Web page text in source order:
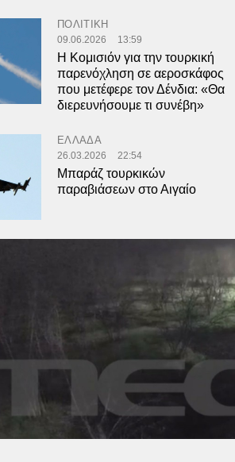
ΠΟΛΙΤΙΚΗ
09.06.2026 13:59
Η Κομισιόν για την τουρκική
παρενόχληση σε αεροσκάφος
που μετέφερε τον Δένδια: «Θα
διερευνήσουμε τι συνέβη»
ΕΛΛΑΔΑ
26.03.2026 22:54
Μπαράζ τουρκικών
παραβιάσεων στο Αιγαίο